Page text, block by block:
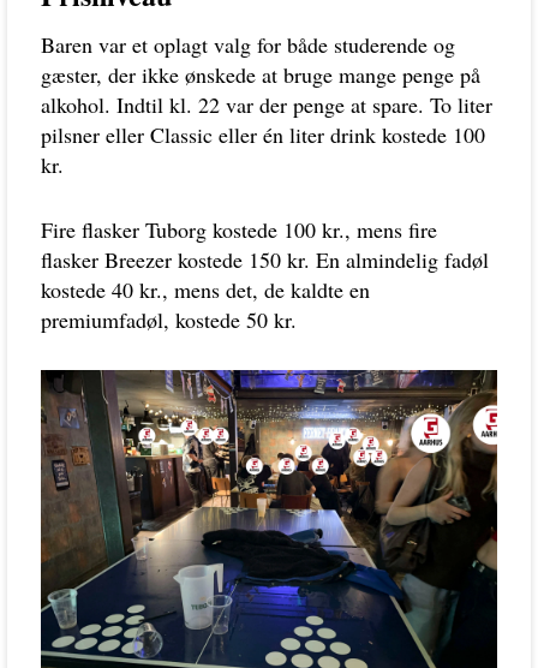
Baren var et oplagt valg for både studerende og
gæster, der ikke ønskede at bruge mange penge på
alkohol. Indtil kl. 22 var der penge at spare. To liter
pilsner eller Classic eller én liter drink kostede 100
kr.
Fire flasker Tuborg kostede 100 kr., mens fire
flasker Breezer kostede 150 kr. En almindelig fadøl
kostede 40 kr., mens det, de kaldte en
premiumfadøl, kostede 50 kr.